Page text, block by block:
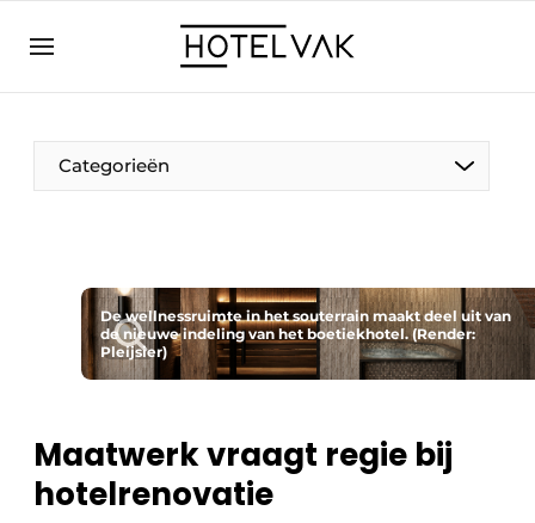
EN
BE
EN
FR
Categorieën
Duurzaam & Circulair
Personeel & Opleiding
Wellness & Comfort
De wellnessruimte in het souterrain maakt deel uit van
de nieuwe indeling van het boetiekhotel. (Render:
Pleijsier)
Maatwerk vraagt regie bij
hotelrenovatie